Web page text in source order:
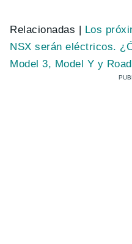
Relacionadas | Los
NSX serán eléctricos.
Model 3, Model Y y